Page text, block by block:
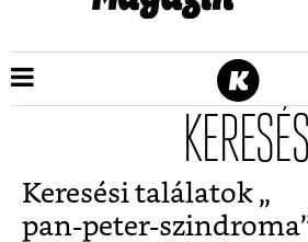
KERESÉS
Keresési találatok „
pan-peter-szindroma